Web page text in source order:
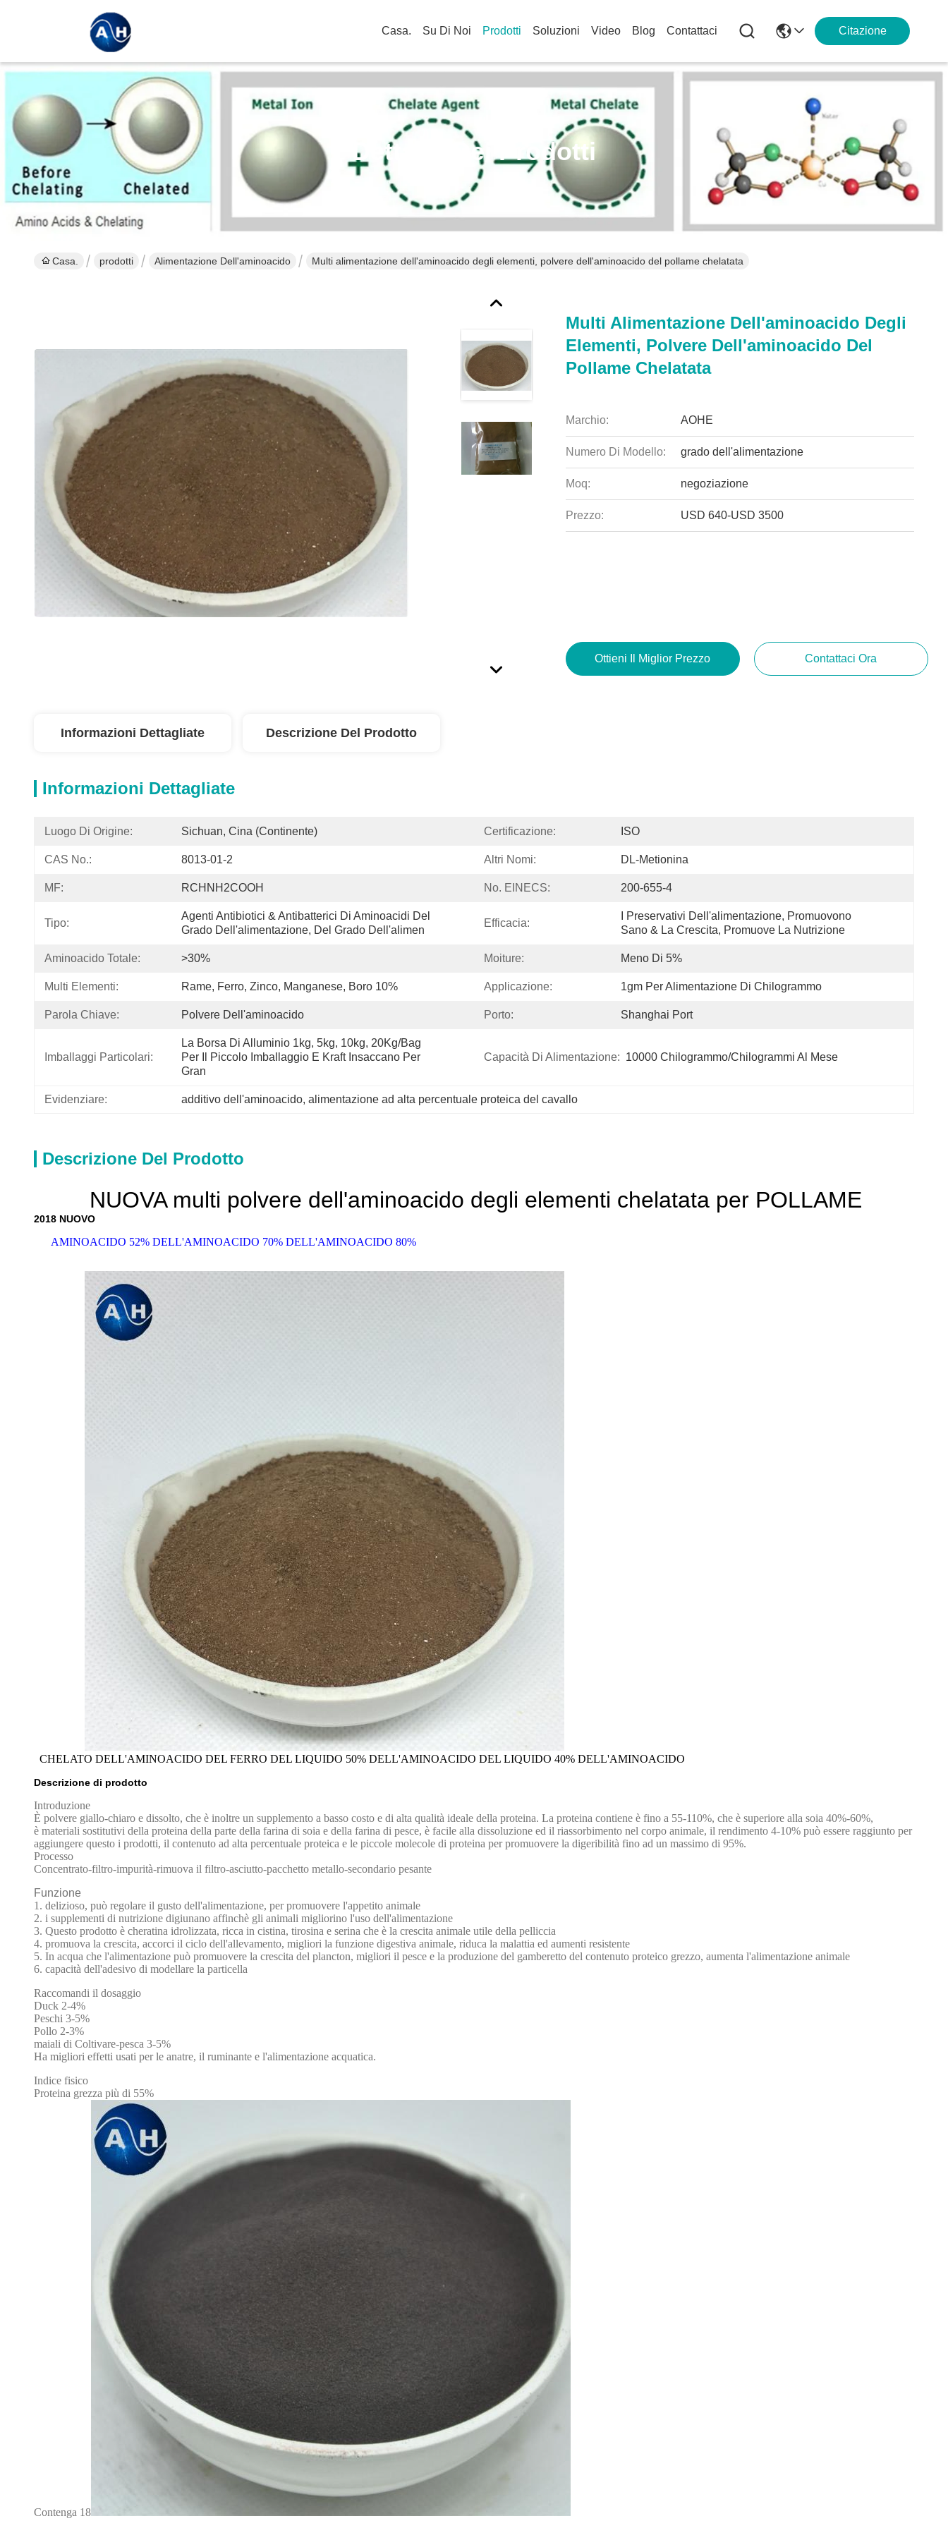
Casa. Su Di Noi Prodotti Soluzioni Video Blog Contattaci Citazione
Dettagli Dei Prodotti
Casa. prodotti Alimentazione Dell'aminoacido Multi alimentazione dell'aminoacido degli elementi, polvere dell'aminoacido del pollame chelatata
Multi Alimentazione Dell'aminoacido Degli
Elementi, Polvere Dell'aminoacido Del
Pollame Chelatata
Marchio: AOHE
Numero Di Modello: grado dell'alimentazione
Moq: negoziazione
Prezzo: USD 640-USD 3500
Ottieni Il Miglior Prezzo Contattaci Ora
Informazioni Dettagliate Descrizione Del Prodotto
Informazioni Dettagliate
Luogo Di Origine: Sichuan, Cina (continente) Certificazione: ISO
CAS No.: 8013-01-2 Altri Nomi: DL-Metionina
MF: RCHNH2COOH No. EINECS: 200-655-4
Tipo:
Agenti Antibiotici & Antibatterici Di Aminoacidi Del
Grado Dell'alimentazione, Del Grado Dell'alimen
Efficacia:
I Preservativi Dell'alimentazione, Promuovono
Sano & La Crescita, Promuove La Nutrizione
Aminoacido Totale: >30% Moiture: Meno Di 5%
Multi Elementi: Rame, Ferro, Zinco, Manganese, Boro 10% Applicazione: 1gm Per Alimentazione Di Chilogrammo
Parola Chiave: Polvere Dell'aminoacido Porto: Shanghai Port
Imballaggi Particolari:
La Borsa Di Alluminio 1kg, 5kg, 10kg, 20Kg/bag
Per Il Piccolo Imballaggio E Kraft Insaccano Per
Gran
Capacità Di Alimentazione: 10000 Chilogrammo/chilogrammi Al Mese
Evidenziare: additivo dell'aminoacido, alimentazione ad alta percentuale proteica del cavallo
Descrizione Del Prodotto
NUOVA multi polvere dell'aminoacido degli elementi chelatata per POLLAME
2018 NUOVO
AMINOACIDO 52% DELL'AMINOACIDO 70% DELL'AMINOACIDO 80%
CHELATO DELL'AMINOACIDO DEL FERRO DEL LIQUIDO 50% DELL'AMINOACIDO DEL LIQUIDO 40% DELL'AMINOACIDO
Descrizione di prodotto
Introduzione
È polvere giallo-chiaro e dissolto, che è inoltre un supplemento a basso costo e di alta qualità ideale della proteina. La proteina contiene è fino a 55-110%, che è superiore alla soia 40%-60%,
è materiali sostitutivi della proteina della parte della farina di soia e della farina di pesce, è facile alla dissoluzione ed il riassorbimento nel corpo animale, il rendimento 4-10% può essere raggiunto per
aggiungere questo i prodotti, il contenuto ad alta percentuale proteica e le piccole molecole di proteina per promuovere la digeribilità fino ad un massimo di 95%.
Processo
Concentrato-filtro-impurità-rimuova il filtro-asciutto-pacchetto metallo-secondario pesante
Funzione
1. delizioso, può regolare il gusto dell'alimentazione, per promuovere l'appetito animale
2. i supplementi di nutrizione digiunano affinchè gli animali migliorino l'uso dell'alimentazione
3. Questo prodotto è cheratina idrolizzata, ricca in cistina, tirosina e serina che è la crescita animale utile della pelliccia
4. promuova la crescita, accorci il ciclo dell'allevamento, migliori la funzione digestiva animale, riduca la malattia ed aumenti resistente
5. In acqua che l'alimentazione può promuovere la crescita del plancton, migliori il pesce e la produzione del gamberetto del contenuto proteico grezzo, aumenta l'alimentazione animale
6. capacità dell'adesivo di modellare la particella
Raccomandi il dosaggio
Duck 2-4%
Peschi 3-5%
Pollo 2-3%
maiali di Coltivare-pesca 3-5%
Ha migliori effetti usati per le anatre, il ruminante e l'alimentazione acquatica.
Indice fisico
Proteina grezza più di 55%
Contenga 18